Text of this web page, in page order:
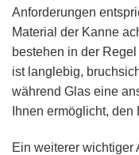
Anforderungen
Material der Kanne
bestehen in der
ist langlebig,
während Glas eine
Ihnen ermöglicht, den
Ein weiterer wichtiger